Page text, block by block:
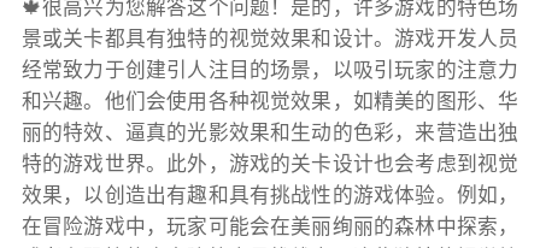
🍁很高兴为您解答这个问题！是的，许多游戏的特色场
景或关卡都具有独特的视觉效果和设计。游戏开发人员
经常致力于创建引人注目的场景，以吸引玩家的注意力
和兴趣。他们会使用各种视觉效果，如精美的图形、华
丽的特效、逼真的光影效果和生动的色彩，来营造出独
特的游戏世界。此外，游戏的关卡设计也会考虑到视觉
效果，以创造出有趣和具有挑战性的游戏体验。例如，
在冒险游戏中，玩家可能会在美丽绚丽的森林中探索，